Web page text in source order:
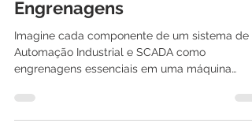
SCADA: Protegendo as
Engrenagens
Imagine cada componente de um sistema de
engrenagens essenciais em uma máquina